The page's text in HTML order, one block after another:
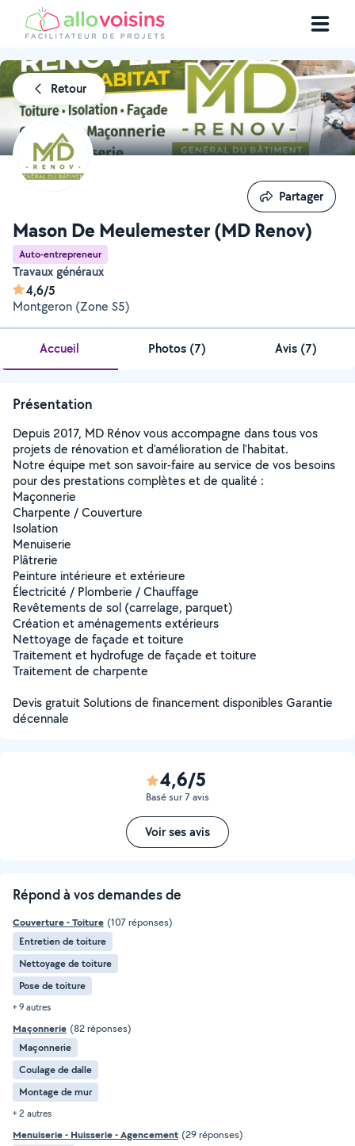
Retour
Mason De Meulemester (MD Renov)
Auto-entrepreneur
Travaux généraux
4,6/5
Montgeron (Zone S5)
Partager
Partager
Accueil Photos (7) Avis (7)
Présentation
Depuis 2017, MD Rénov vous accompagne dans tous vos
projets de rénovation et d'amélioration de l'habitat.
Notre équipe met son savoir-faire au service de vos besoins
pour des prestations complètes et de qualité :
Maçonnerie
Charpente / Couverture
Isolation
Menuiserie
Plâtrerie
Peinture intérieure et extérieure
Électricité / Plomberie / Chauffage
Revêtements de sol (carrelage, parquet)
Création et aménagements extérieurs
Nettoyage de façade et toiture
Traitement et hydrofuge de façade et toiture
Traitement de charpente
Devis gratuit Solutions de financement disponibles Garantie
décennale
4,6/5
Basé sur 7 avis
Voir ses avis
Répond à vos demandes de
Couverture - Toiture (107 réponses)
Entretien de toiture
Nettoyage de toiture
Pose de toiture
+ 9 autres
Maçonnerie (82 réponses)
Maçonnerie
Coulage de dalle
Montage de mur
+ 2 autres
Menuiserie - Huisserie - Agencement (29 réponses)